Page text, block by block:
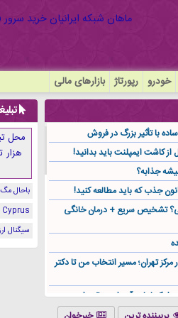
خودرو رپورتاژ بازارهای مالی
با تأثیر بزرگ در فروش
جذابه؟
جذب که باید مطالعه کنید!
تشخیص سریع + درمان خانگی
مرکز تهران؛ مسیر انتخاب من تا دکتر
کجا باید آن را مستقیم از
باحال مگ
Cyprus کجاست
سیگنال